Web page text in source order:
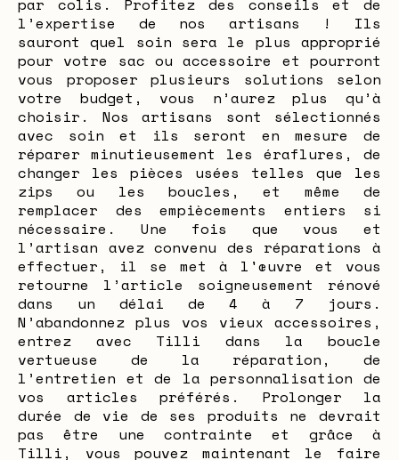
par colis. Profitez des conseils et de
l’expertise de nos artisans ! Ils
sauront quel soin sera le plus approprié
pour votre sac ou accessoire et pourront
vous proposer plusieurs solutions selon
votre budget, vous n’aurez plus qu’à
choisir. Nos artisans sont sélectionnés
avec soin et ils seront en mesure de
réparer minutieusement les éraflures, de
changer les pièces usées telles que les
zips ou les boucles, et même de
remplacer des empiècements entiers si
nécessaire. Une fois que vous et
l’artisan avez convenu des réparations à
effectuer, il se met à l'œuvre et vous
retourne l’article soigneusement rénové
dans un délai de 4 à 7 jours.
N’abandonnez plus vos vieux accessoires,
entrez avec Tilli dans la boucle
vertueuse de la réparation, de
l’entretien et de la personnalisation de
vos articles préférés. Prolonger la
durée de vie de ses produits ne devrait
pas être une contrainte et grâce à
Tilli, vous pouvez maintenant le faire